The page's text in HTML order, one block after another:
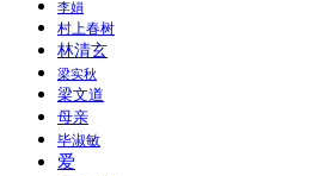
李娟
村上春树
林清玄
梁实秋
梁文道
母亲
毕淑敏
爱